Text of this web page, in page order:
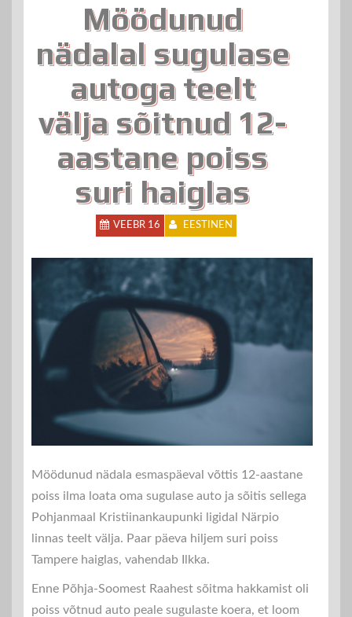
Möödunud
nädalal sugulase
autoga teelt
välja sõitnud 12-
aastane poiss
suri haiglas
VEEBR 16 EESTINEN
Möödunud nädala esmaspäeval võttis 12-aastane
poiss ilma loata oma sugulase auto ja sõitis sellega
Pohjanmaal Kristiinankaupunki ligidal Närpio
linnas teelt välja. Paar päeva hiljem suri poiss
Tampere haiglas, vahendab Ilkka.
Enne Põhja-Soomest Raahest sõitma hakkamist oli
poiss võtnud auto peale sugulaste koera, et loom